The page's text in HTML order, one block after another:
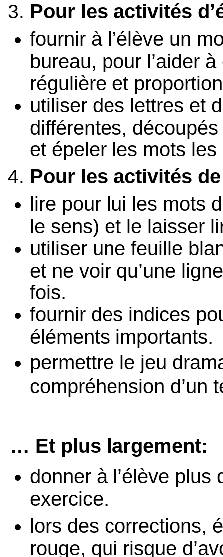
Pour les activités
fournir à l’élève un
bureau, pour l’aider
régulière et
utiliser des lettres et
différentes,
et épeler les mots
Pour les activités
lire pour lui les mots
le sens) et le laisser
utiliser une feuille
et ne voir qu’une
fois.
fournir des indices
éléments importants.
permettre le jeu
compréhension d’un
… Et plus largement:
donner à l’élève
exercice.
lors des corrections,
rouge, qui risque